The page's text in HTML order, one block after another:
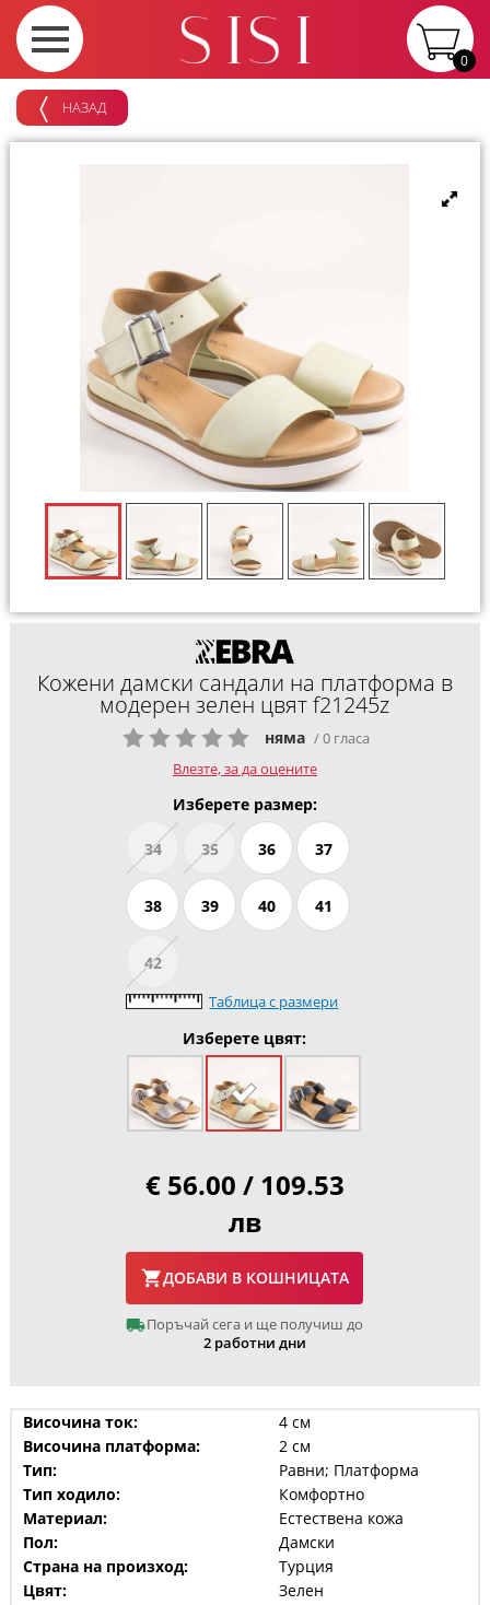
0
НАЗАД
Кожени дамски сандали на платформа в
модерен зелен цвят f21245z
няма / 0 гласа
Влезте, за да оцените
Изберете размер:
34 35 36 37
38 39 40 41
42
Таблица с размери
Изберете цвят:
€ 56.00 / 109.53
лв
ДОБАВИ В КОШНИЦАТА
Поръчай сега и ще получиш до
2 работни дни
Височина ток:
4 см
Височина платформа:
2 см
Тип:
Равни; Платформа
Тип ходило:
Комфортно
Материал:
Естествена кожа
Пол:
Дамски
Страна на произход:
Турция
Цвят:
Зелен